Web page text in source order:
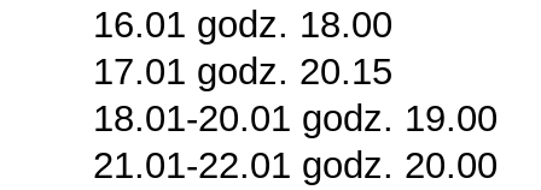
16.01 godz. 18.00
17.01 godz. 20.15
18.01-20.01 godz. 19.00
21.01-22.01 godz. 20.00